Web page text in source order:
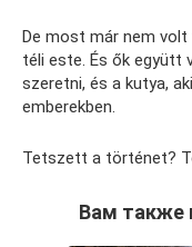
De most már nem volt
téli este. És ők együtt
szeretni, és a kutya,
emberekben.
Tetszett a történet?
Вам также